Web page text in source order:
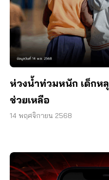
ห่วงน้ำท่วมหนัก เด็กห
ช่วยเหลือ
14 พฤศจิกายน 2568